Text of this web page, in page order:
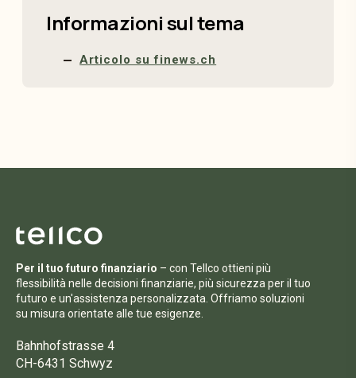
Informazioni sul tema
Articolo su finews.ch
Per il tuo futuro finanziario – con Tellco ottieni più
flessibilità nelle decisioni finanziarie, più sicurezza per il tuo
futuro e un'assistenza personalizzata. Offriamo soluzioni
su misura orientate alle tue esigenze.
Bahnhofstrasse 4
CH-6431 Schwyz